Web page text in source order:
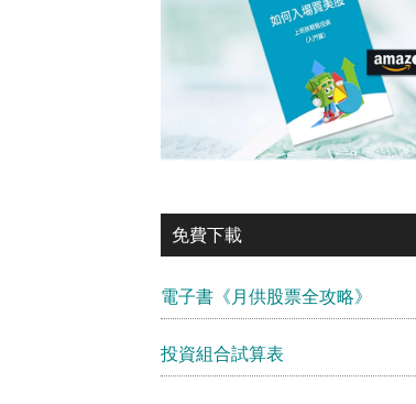
免費下載
電子書《月供股票全攻略》
投資組合試算表